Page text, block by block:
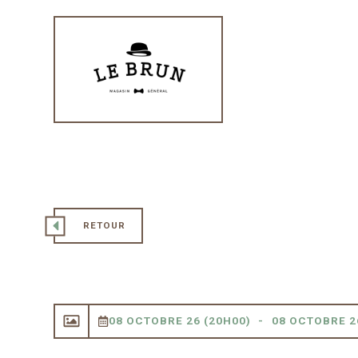
RETOUR
08 OCTOBRE 26 (20H00) 08 OCTOBRE